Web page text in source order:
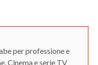
per professione e
Cinema e serie TV